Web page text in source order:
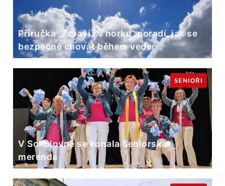
Příručka „Zdraví i v horku“ poradí, jak se
bezpečně chovat během veder
V Sokolovně se konala Seniorská
merenda
SENIOŘI